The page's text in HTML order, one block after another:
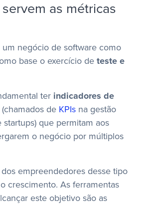
as métricas
um negócio de software como
base o exercício de teste e
ter indicadores de
(chamados de KPIs na gestão
startups) que permitam aos
o negócio por múltiplos
empreendedores desse tipo
crescimento. As ferramentas
este objetivo são as